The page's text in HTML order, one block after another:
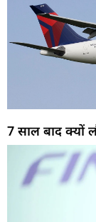
7 साल बाद क्यों